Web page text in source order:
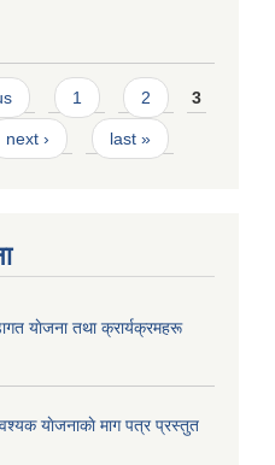
1 2 3
next › last »
याेजना तथा क्रार्यक्रमहरू
याेजनाकाे माग पत्र प्रस्तुत